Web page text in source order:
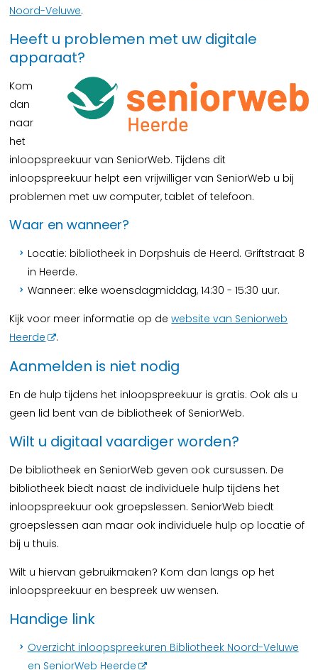
Noord-Veluwe.
Heeft u problemen met uw digitale
apparaat?
Kom
dan
naar
het
inloopspreekuur van SeniorWeb. Tijdens dit
inloopspreekuur helpt een vrijwilliger van SeniorWeb u bij
problemen met uw computer, tablet of telefoon.
Waar en wanneer?
Locatie: bibliotheek in Dorpshuis de Heerd. Griftstraat 8
in Heerde.
Wanneer: elke woensdagmiddag, 14:30 - 15:30 uur.
Kijk voor meer informatie op dewebsite van Seniorweb
Heerde
.
Aanmelden is niet nodig
En de hulp tijdens het inloopspreekuur is gratis. Ook als u
geen lid bent van de bibliotheek of SeniorWeb.
Wilt u digitaal vaardiger worden?
De bibliotheek en SeniorWeb geven ook cursussen. De
bibliotheek biedt naast de individuele hulp tijdens het
inloopspreekuur ook groepslessen. SeniorWeb biedt
groepslessen aan maar ook individuele hulp op locatie of
bij u thuis.
Wilt u hiervan gebruikmaken? Kom dan langs op het
inloopspreekuur en bespreek uw wensen.
Handige link
Overzicht inloopspreekuren Bibliotheek Noord-Veluwe
en SeniorWeb Heerde